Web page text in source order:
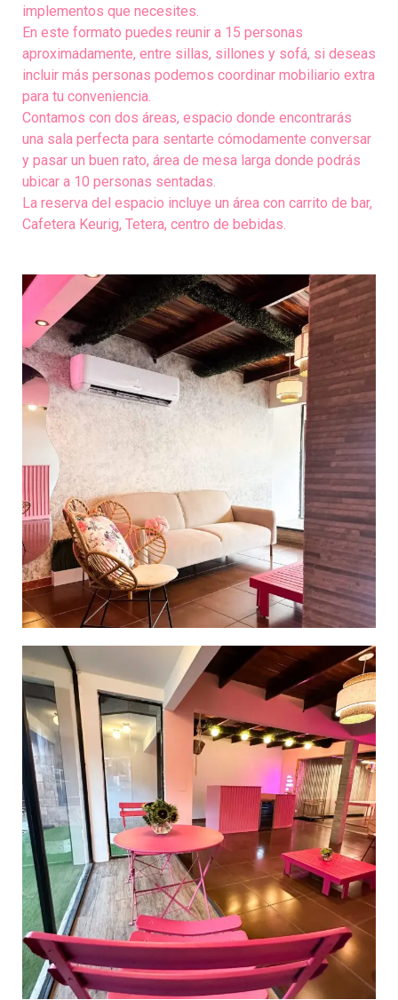
implementos que necesites.
En este formato puedes reunir a 15 personas
aproximadamente, entre sillas, sillones y sofá, si deseas
incluir más personas podemos coordinar mobiliario extra
para tu conveniencia.
Contamos con dos áreas, espacio donde encontrarás
una sala perfecta para sentarte cómodamente conversar
y pasar un buen rato, área de mesa larga donde podrás
ubicar a 10 personas sentadas.
La reserva del espacio incluye un área con carrito de bar,
Cafetera Keurig, Tetera, centro de bebidas.